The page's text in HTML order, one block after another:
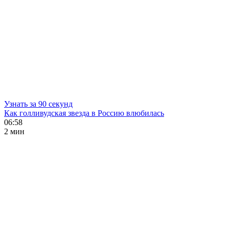
Узнать за 90 секунд
Как голливудская звезда в Россию влюбилась
06:58
2 мин